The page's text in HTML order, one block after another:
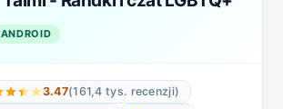
ANDROID
3.47(161,4 tys. recenzji)